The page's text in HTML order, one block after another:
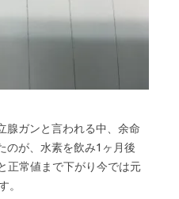
腺ガンと言われる中、余命
のが、水素を飲み1ヶ月後
正常値まで下がり今では元
。